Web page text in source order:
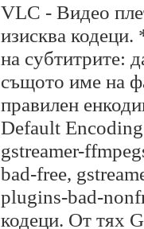
VLC - Видео
изисква
на субтитрите:
същото име на
правилен
Default
gstreamer-
bad-free,
plugins-bad-
кодеци. От тях